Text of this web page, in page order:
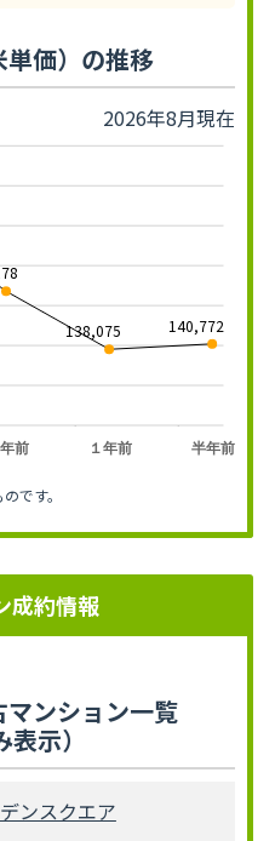
価）の推移
2026年8月現在
前 １年前 半年前
138,075 140,772
です。
成約情報
ンション一覧
示）
ンスクエア